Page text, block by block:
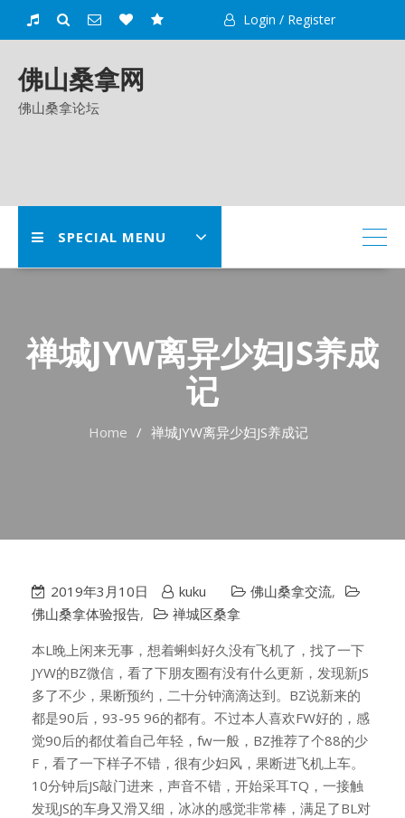
Login / Register
佛山桑拿网
佛山桑拿论坛
SPECIAL MENU
禅城JYW离异少妇JS养成
记
Home 禅城JYW离异少妇JS养成记
2019年3月10日 kuku 佛山桑拿交流,
佛山桑拿体验报告,
禅城区桑拿
本L晚上闲来无事，想着蝌蚪好久没有飞机了，找了一下
JYW的BZ微信，看了下朋友圈有没有什么更新，发现新JS
多了不少，果断预约，二十分钟滴滴达到。BZ说新来的
都是90后，93-95 96的都有。不过本人喜欢FW好的，感
觉90后的都仗着自己年轻，fw一般，BZ推荐了个88的少
F，看了一下样子不错，很有少妇风，果断进飞机上车。
10分钟后JS敲门进来，声音不错，开始采耳TQ，一接触
发现JS的车身又滑又细，冰冰的感觉非常棒，满足了BL对